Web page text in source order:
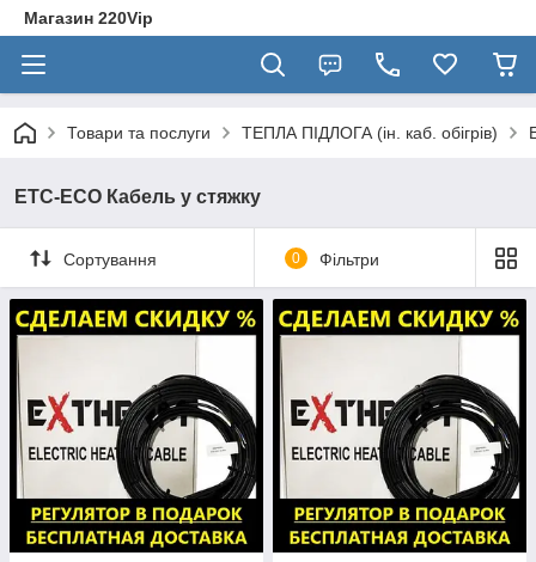
Магазин 220Vip
Товари та послуги ТЕПЛА ПІДЛОГА (ін. каб. обігрів)
ETC-ECO Кабель у стяжку
Сортування 0 Фільтри